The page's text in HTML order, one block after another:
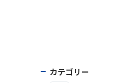
カテゴリー